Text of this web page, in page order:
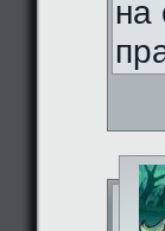
на